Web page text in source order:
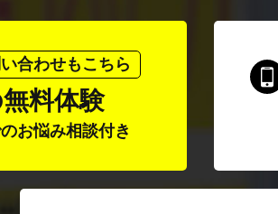
合わせもこちら
料体験
お悩み相談付き